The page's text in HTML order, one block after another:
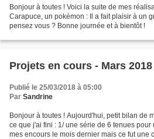
Bonjour à toutes ! Voici la suite de mes
Carapuce, un pokémon : Il a fait plaisir à un
pensez vous ? Bonne journée et à bientôt !
Projets en cours - Mars 2018
Publié le 25/03/2018 à 05:00
Par Sandrine
Bonjour à toutes ! Aujourd'hui, petit bilan de
ce que j'ai fini : 1/ une série de 6 tenues
mes encours le mois dernier mais ce fut une